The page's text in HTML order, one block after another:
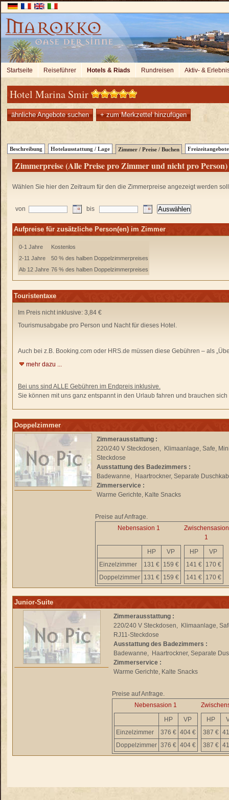
Startseite Reiseführer Hotels & Riads Rundreisen Aktiv- &
Hotel Marina Smir
ähnliche Angebote suchen + zum Merkzettel hinzufügen
Beschreibung Hotelausstattung / Lage Zimmer / Preise / Buchen Freizeitangebote
Zimmerpreise (Alle Preise pro Zimmer und nicht pro Person)
Wählen Sie hier den Zeitraum für den die Zimmerpreise angezeigt werden
von bis
Aufpreise für zusätzliche Person(en) im Zimmer
0-1 Jahre
Kostenlos
2-11 Jahre
50 % des halben Doppelzimmerpreises
Ab 12 Jahre 76 % des halben Doppelzimmerpreises
Touristentaxe
Im Preis nicht inklusive: 3,84 €
Tourismusabgabe pro Person und Nacht für dieses Hotel.
Auch bei z.B. Booking.com oder HRS.de müssen diese Gebühren – als
mehr dazu ...
Bei uns sind ALLE Gebühren im Endpreis inklusive.
Sie können mit uns ganz entspannt in den Urlaub fahren und brauchen
Doppelzimmer
Zimmerausstattung :
220/240 V Steckdosen, Klimaanlage, Safe,
Steckdose
Ausstattung des Badezimmers :
Badewanne, Haartrockner, Separate
Zimmerservice :
Warme Gerichte, Kalte Snacks
Preise auf Anfrage.
Nebensasion 1
Zwischensasion
1
HP
VP
Einzelzimmer
131 € 159 €
Doppelzimmer 131 € 159 €
HP
VP
141 € 170 €
141 € 170 €
Junior-Suite
Zimmerausstattung :
220/240 V Steckdosen, Klimaanlage,
RJ11-Steckdose
Ausstattung des Badezimmers :
Badewanne, Haartrockner, Separate
Zimmerservice :
Warme Gerichte, Kalte Snacks
Preise auf Anfrage.
Nebensasion 1
HP
VP
Einzelzimmer
376 € 404 €
Doppelzimmer 376 € 404 €
HP
387 €
387 €